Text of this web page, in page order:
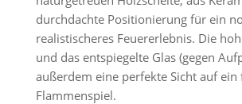
durchdachte Positionierung für ein
realistischeres Feuererlebnis. Die
und das entspiegelte Glas (gegen
außerdem eine perfekte Sicht auf ein
Flammenspiel.